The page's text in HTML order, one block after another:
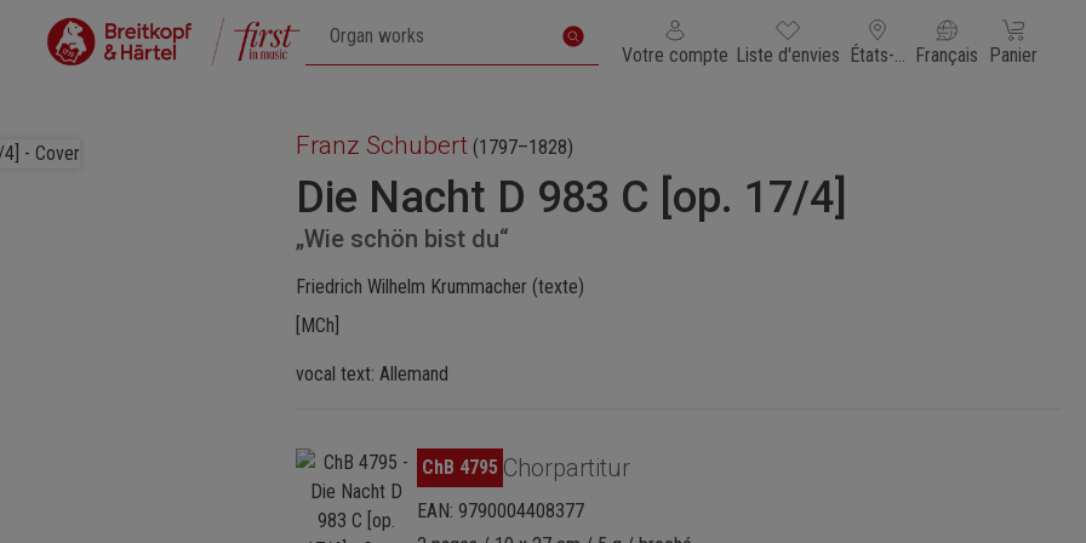
Votre compte Vous avez 0 articles dans votre liste de souhaits
Liste d'envies États-Unis d'Amérique
Français Le panier
Panier
Franz Schubert (1797–1828)
Die Nacht D 983 C [op. 17/4]
„Wie schön bist du“
Friedrich Wilhelm Krummacher (texte)
[MCh]
vocal text: Allemand
Ignorer la galerie d'images
ChB 4795 Chorpartitur
EAN: 9790004408377